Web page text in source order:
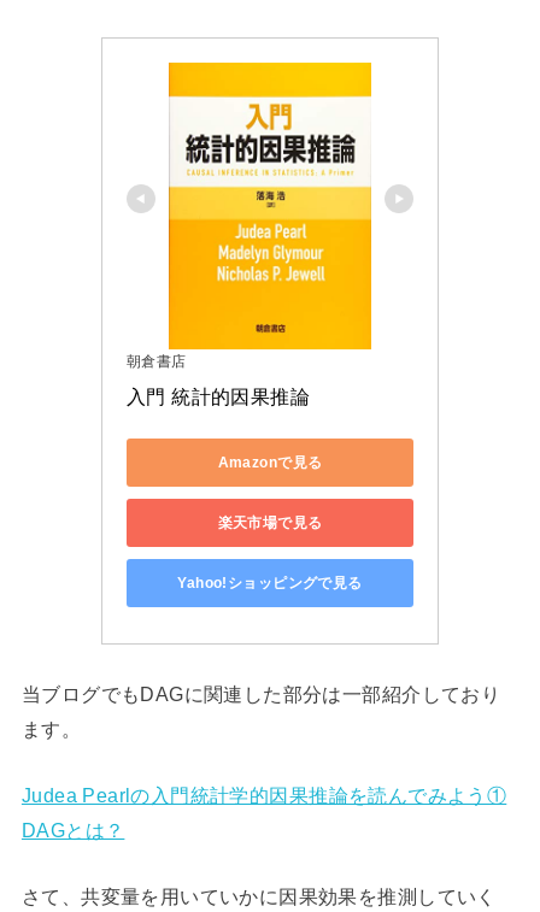
朝倉書店
入門 統計的因果推論
Amazonで見る
楽天市場で見る
Yahoo!ショッピングで見る
当ブログでもDAGに関連した部分は一部紹介しており
ます。
Judea Pearlの入門統計学的因果推論を読んでみよう①
DAGとは？
さて、共変量を用いていかに因果効果を推測していく